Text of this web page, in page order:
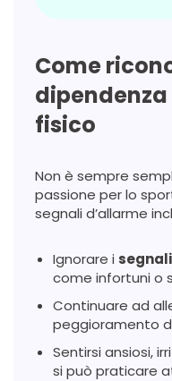
Come
fisico
Non è sempre
passione per lo
segnali d’allarme
Ignorare i
come infortuni o
Continuare ad
peggioramento
Sentirsi ansiosi,
si può praticare